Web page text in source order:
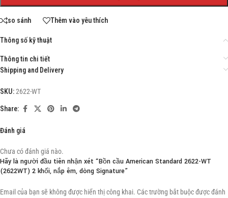
so sánh Thêm vào yêu thích
Thông số kỹ thuật
Thông tin chi tiết
Shipping and Delivery
SKU:2622-WT
Share:
Đánh giá
Chưa có đánh giá nào.
Hãy là người đầu tiên nhận xét “Bồn cầu American Standard 2622-WT
(2622WT) 2 khối, nắp êm, dòng Signature”
Email của bạn sẽ không được hiển thị công khai. Các trường bắt buộc được đánh